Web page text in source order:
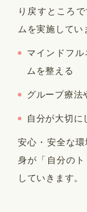
り戻すところ
ムを実施してい
マインドフ
ムを整える
グループ療法
自分が大切に
安心・安全な
身が「自分の
していきます。